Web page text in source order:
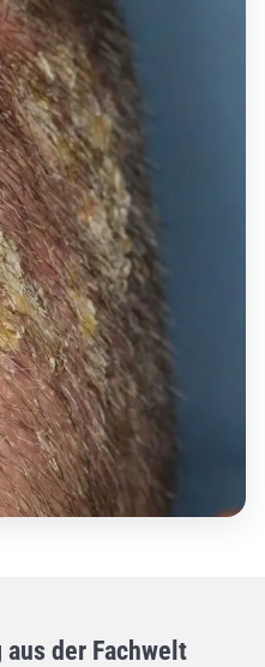
der Fachwelt